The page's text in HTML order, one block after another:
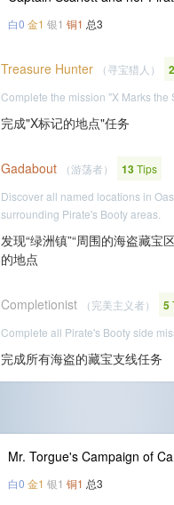
白0 金1 银1 铜1 总3
Treasure Hunter （寻宝猎人） 2
Complete the mission "X Marks the
完成"X标记的地点"任务
Gadabout （游荡者） 13Tips
Discover all named locations in
surrounding Pirate's Booty areas.
发现“绿洲镇”“周围的海盗藏宝
的地点
Completionist （完美主义者） 5
Complete all Pirate's Booty side
完成所有海盗的藏宝支线任务
Mr. Torgue's Campaign of
白0 金1 银1 铜1 总3